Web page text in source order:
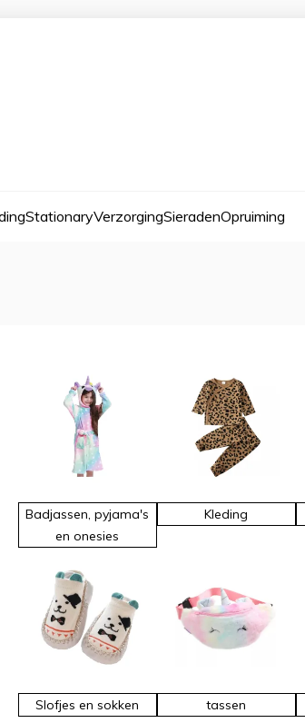
StationaryVerzorgingSieradenOpruiming
Badjassen, pyjama's
en onesies
Kleding
Slofjes en sokken tassen